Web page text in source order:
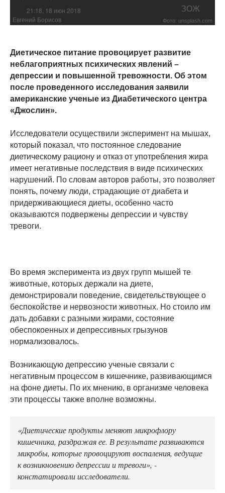
21:18, 18 июн 2018 ЗОЖ
Евгений Борисов Фото: unsplash.com
Диетическое питание провоцирует развитие
неблагоприятных психических явлений –
депрессии и повышенной тревожности. Об этом
после проведенного исследования заявили
американские ученые из Диабетического центра
«Джослин».
Исследователи осуществили эксперимент на мышах,
который показал, что постоянное следование
диетическому рациону и отказ от употребления жира
имеет негативные последствия в виде психических
нарушений. По словам авторов работы, это позволяет
понять, почему люди, страдающие от диабета и
придерживающиеся диеты, особенно часто
оказываются подвержены депрессии и чувству
тревоги.
Во время эксперимента из двух групп мышей те
животные, которых держали на диете,
демонстрировали поведение, свидетельствующее о
беспокойстве и нервозности животных. Но стоило им
дать добавки с разными жирами, состояние
обеспокоенных и депрессивных грызунов
нормализовалось.
Возникающую депрессию ученые связали с
негативным процессом в кишечнике, развивающимся
на фоне диеты. По их мнению, в организме человека
эти процессы также вполне возможны.
«Диетические продукты меняют микрофлору
кишечника, раздражая ее. В результате развиваются
микробы, которые провоцируют воспаления, ведущие
к возникновению депрессии и тревоги», -
констатировали исследователи.